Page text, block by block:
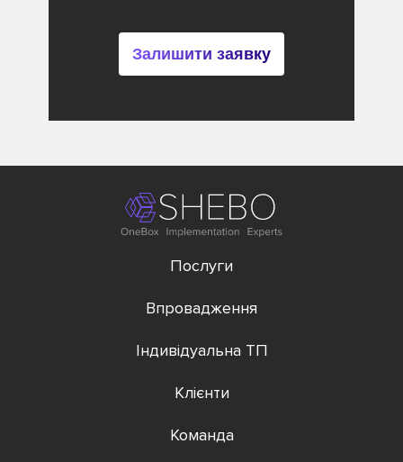
Залишити заявку
Послуги
Впровадження
Індивідуальна ТП
Клієнти
Команда